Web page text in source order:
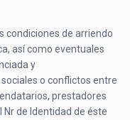
condiciones de arriendo
así como eventuales
y
o conflictos entre
prestadores
Nr de Identidad de éste